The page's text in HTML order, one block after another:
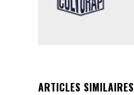
ARTICLES SIMILAIRES